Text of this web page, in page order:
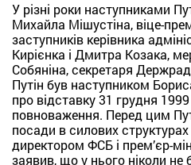
У різні роки наступниками
Михайла Мішустіна, віце-
заступників керівника
Кирієнка і Дмитра Козака,
Собяніна, секретаря
Путін був наступником
про відставку 31 грудня
повноваження. Перед цим
посади в силових структурах
директором ФСБ і прем’єр-
заявив, що у нього ніколи не